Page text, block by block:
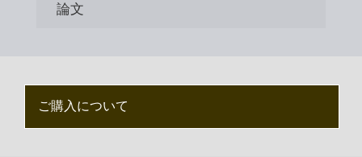
論文
ご購入について